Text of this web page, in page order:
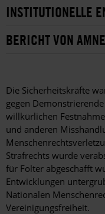
INSTITUTIONELLE
BERICHT VON
Die Sicherheitskräfte
gegen
willkürlichen
und anderen
Strafrechts wurde
für Folter abgeschafft
Entwicklungen
Nationalen
Vereinigungsfreiheit.